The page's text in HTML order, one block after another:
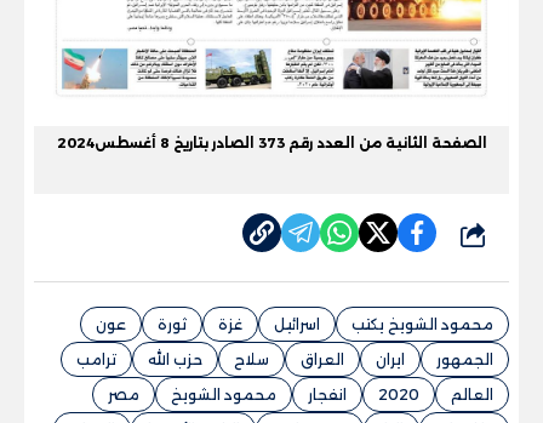
الصفحة الثانية من العدد رقم 373 الصادر بتاريخ 8 أغسطس2024
شارك
محمود الشويخ يكتب اسرائيل غزة ثورة
عون
الجمهور
ايران العراق سلاح حزب الله
ترامب
العالم
2020 انفجار محمود الشويخ
مصر